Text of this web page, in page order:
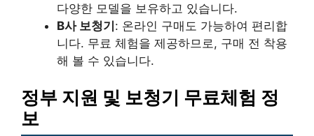
다양한 모델을 보유하고 있습니다.
B사 보청기: 온라인 구매도 가능하여 편리합
니다. 무료 체험을 제공하므로, 구매 전 착용
해 볼 수 있습니다.
정부 지원 및 보청기 무료체험 정
보